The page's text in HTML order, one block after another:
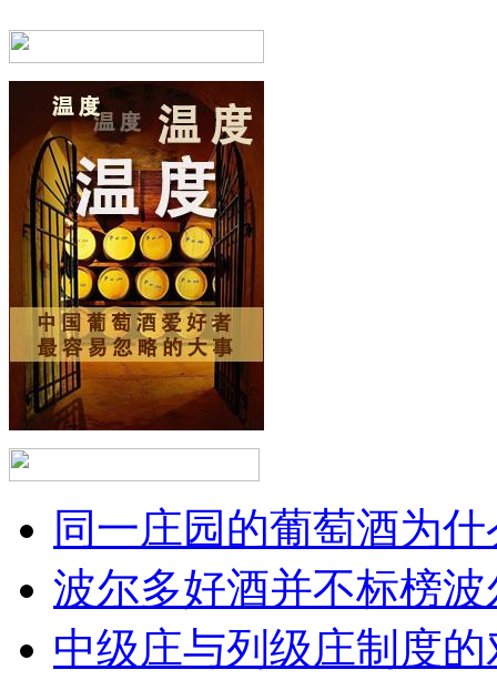
同一庄园的葡萄酒为
波尔多好酒并不标榜
中级庄与列级庄制度